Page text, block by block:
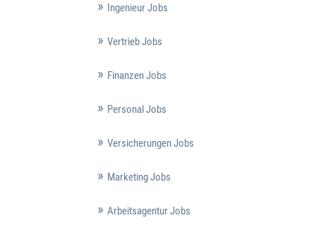
Ingenieur Jobs
Vertrieb Jobs
Finanzen Jobs
Personal Jobs
Versicherungen Jobs
Marketing Jobs
Arbeitsagentur Jobs